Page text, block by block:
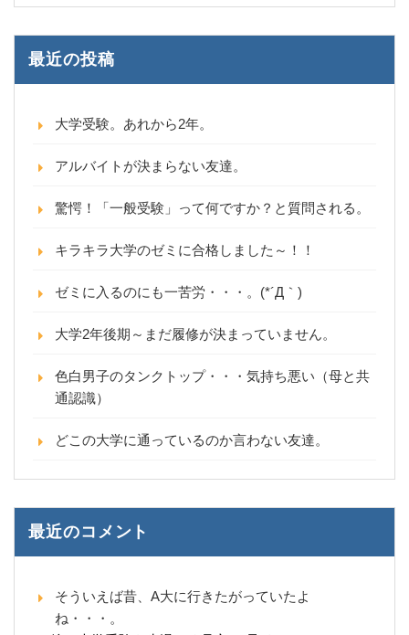
最近の投稿
大学受験。あれから2年。
アルバイトが決まらない友達。
驚愕！「一般受験」って何ですか？と質問される。
キラキラ大学のゼミに合格しました～！！
ゼミに入るのにも一苦労・・・。(*´Д｀)
大学2年後期～まだ履修が決まっていません。
色白男子のタンクトップ・・・気持ち悪い（母と共
通認識）
どこの大学に通っているのか言わない友達。
最近のコメント
そういえば昔、A大に行きたがっていたよ
ね・・・。